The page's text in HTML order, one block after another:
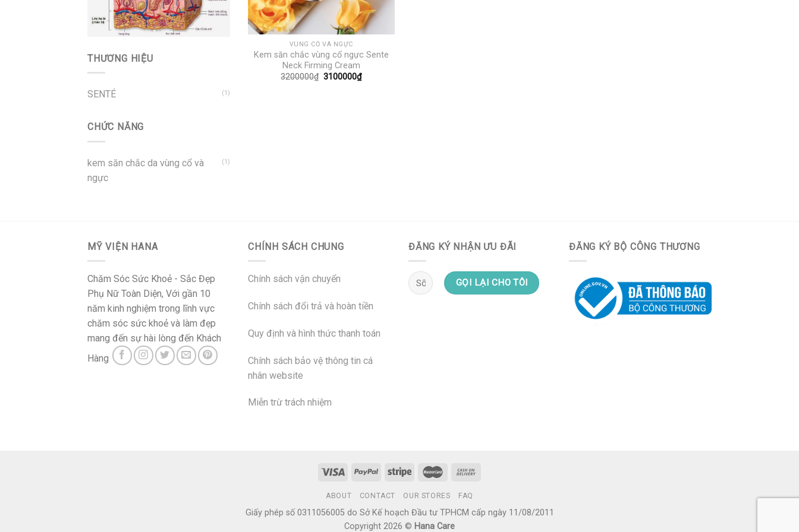
THƯƠNG HIỆU
SENTÉ (1)
CHỨC NĂNG
kem săn chắc da vùng cổ và
ngực
(1)
+
VÙNG CỔ VÀ NGỰC
Kem săn chắc vùng cổ ngực Sente
Neck Firming Cream
3200000₫ Giá
3100000₫Giá
hiện
MỸ VIỆN HANA
Chăm Sóc Sức Khoẻ - Sắc Đẹp
Phụ Nữ Toàn Diện, Với gần 10
năm kinh nghiệm trong lĩnh vực
chăm sóc sức khoẻ và làm đẹp
mang đến sự hài lòng đến Khách
Hàng
CHÍNH SÁCH CHUNG
Chính sách vận chuyển
Chính sách đổi trả và hoàn tiền
Quy định và hình thức thanh toán
Chính sách bảo vệ thông tin cá
nhân website
Miễn trừ trách nhiệm
ĐĂNG KÝ NHẬN ƯU ĐÃI ĐĂNG KÝ BỘ CÔNG THƯƠNG
ABOUT CONTACT OUR STORES FAQ
Giấy phép số 0311056005 do Sở Kế hoạch Đầu tư TPHCM cấp ngày 11/08/2011
Copyright 2026 © Hana Care